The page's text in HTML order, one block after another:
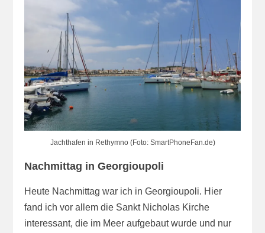
Jachthafen in Rethymno (Foto: SmartPhoneFan.de)
Nachmittag in Georgioupoli
Heute Nachmittag war ich in Georgioupoli. Hier
fand ich vor allem die Sankt Nicholas Kirche
interessant, die im Meer aufgebaut wurde und nur